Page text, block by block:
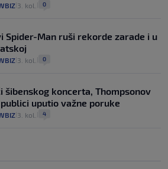
3. kol. 0
Spider-Man ruši rekorde zarade i u
3. kol. 0
šibenskog koncerta, Thompsonov
uputio važne poruke
3. kol. 4